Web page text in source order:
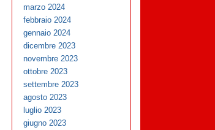
marzo 2024
febbraio 2024
gennaio 2024
dicembre 2023
novembre 2023
ottobre 2023
settembre 2023
agosto 2023
luglio 2023
giugno 2023